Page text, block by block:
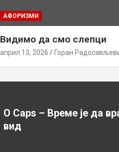
AФОРИЗМИ
Видимо да смо слепци
април 13, 2026 Горан
O Caps – Време је да
вид